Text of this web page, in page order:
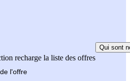
recharge la liste des offres
Qui sont
de l'offre